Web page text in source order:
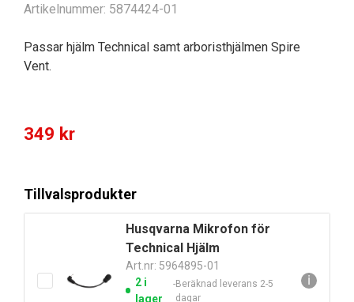
Artikelnummer: 5874424-01
Passar hjälm Technical samt arboristhjälmen Spire
Vent.
349 kr
Tillvalsprodukter
Husqvarna Mikrofon för
Technical Hjälm
Art.nr: 5964895-01
2 i
lager
Beräknad leverans 2-5
dagar
ℹ